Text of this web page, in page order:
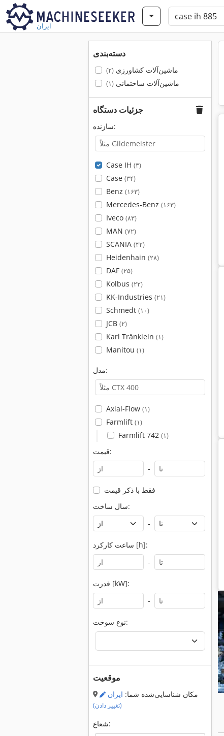
ایران
دسته‌بندی
ماشین‌آلات کشاورزی(۲)
ماشین‌آلات ساختمانی(۱)
جزئیات دستگاه
سازنده:
Case IH (۳)
Case (۳۴)
Benz (۱۶۳)
Mercedes-Benz (۱۶۳)
Iveco (۸۳)
MAN (۷۲)
SCANIA (۴۲)
Heidenhain (۲۸)
DAF (۲۵)
Kolbus (۲۲)
KK-Industries (۲۱)
Schmedt (۱۰)
JCB (۲)
Karl Tränklein (۱)
Manitou (۱)
مدل:
Axial-Flow (۱)
Farmlift (۱)
Farmlift 742 (۱)
قیمت:
-
فقط با ذکر قیمت
سال ساخت:
-
ساعت کارکرد [h]:
-
قدرت [kW]:
-
نوع سوخت:
موقعیت
مکان شناسایی‌شده شما: ایران
(تغییر دادن)
شعاع: